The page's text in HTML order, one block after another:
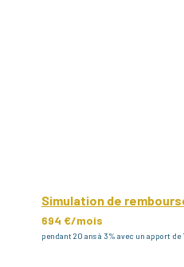
Simulation de
694 €/mois
pendant 20 ans à 3% avec un apport de